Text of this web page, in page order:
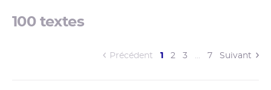
100 textes
Précédent 1 (current)
2 3 … 7 Suivant